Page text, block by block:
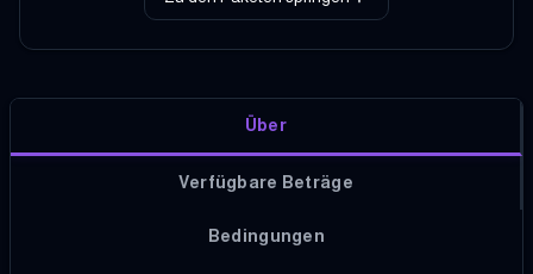
Über
Verfügbare Beträge
Bedingungen